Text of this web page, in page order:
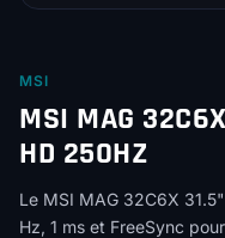
MSI
MSI MAG
HD 250HZ
Le MSI MAG 32C6X
Hz, 1 ms et FreeSync